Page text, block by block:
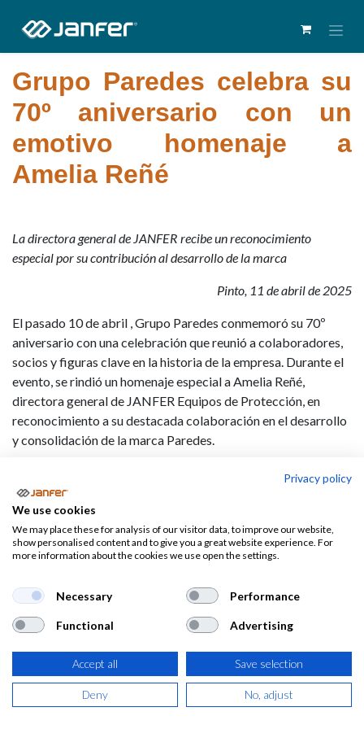
Grupo Paredes celebra su
70º aniversario con un
emotivo homenaje a
Amelia Reñé
La directora general de JANFER recibe un reconocimiento
especial por su contribución al desarrollo de la marca
Pinto, 11 de abril de 2025
El pasado 10 de abril , Grupo Paredes conmemoró su 70º
aniversario con una celebración que reunió a colaboradores,
socios y figuras clave en la historia de la empresa. Durante el
evento, se rindió un homenaje especial a Amelia Reñé,
directora general de JANFER Equipos de Protección, en
reconocimiento a su destacada colaboración en el desarrollo
y consolidación de la marca Paredes.
El galardón fue entregado por Rafael Paredes, CEO de Grupo
Paredes, quien destacó la visión, dedicación y compromiso de
Reñé en momentos clave para la evolución de la empresa. La
presencia de Reñé y de Carmen Téllez, subdirectora de
JANFER, en la celebración subraya la estrecha relación entre
Desde JANFER, expresaron su agradecimiento por el
reconocimiento y felicitaron a Grupo Paredes por su 70º
conmemorativo y la fortaleza de la marca en un mercado
altamente competitivo.
Privacy policy
We use cookies
We may place these for analysis of our visitor data, to improve our website,
show personalised content and to give you a great website experience. For
more information about the cookies we use open the settings.
Necessary Performance
Functional Advertising
Accept all Save selection
Deny No, adjust